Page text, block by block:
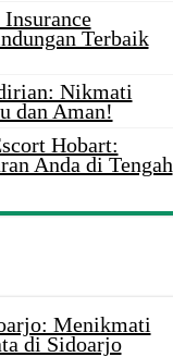
Terbaik
Nikmati
dan Aman!
Hobart:
Anda di Tengah
Menikmati
di Sidoarjo